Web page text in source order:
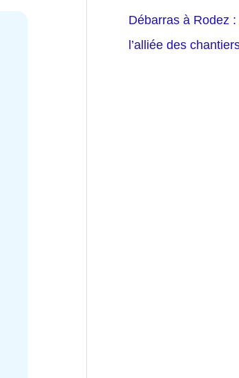
Débarras à Rodez
l’alliée des